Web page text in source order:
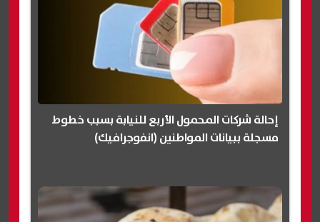
إحالة شركات المحمول الأربع للنيابة بسبب خطوط
مسجلة ببيانات المواطنين (انفوجرافيك)